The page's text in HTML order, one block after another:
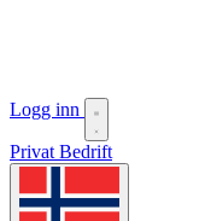
Logg inn
Privat Bedrift